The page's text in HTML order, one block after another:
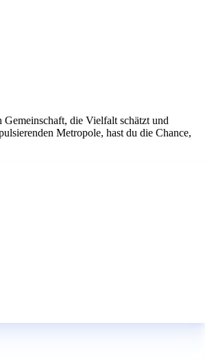
die Vielfalt schätzt und
Metropole, hast du die Chance,